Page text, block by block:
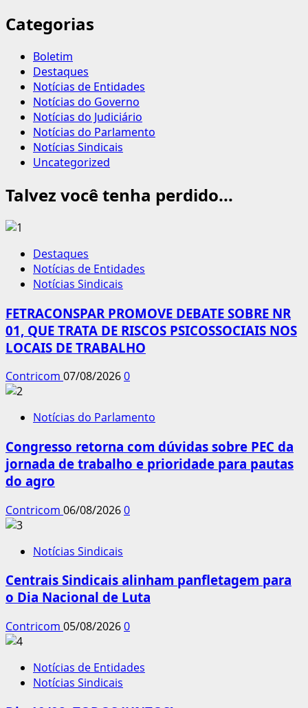
Categorias
Boletim
Destaques
Notícias de Entidades
Notícias do Governo
Notícias do Judiciário
Notícias do Parlamento
Notícias Sindicais
Uncategorized
Talvez você tenha perdido...
Destaques
Notícias de Entidades
Notícias Sindicais
FETRACONSPAR PROMOVE DEBATE SOBRE NR
01, QUE TRATA DE RISCOS PSICOSSOCIAIS NOS
LOCAIS DE TRABALHO
Contricom 07/08/20260
Notícias do Parlamento
Congresso retorna com dúvidas sobre PEC da
jornada de trabalho e prioridade para pautas
do agro
Contricom 06/08/20260
Notícias Sindicais
Centrais Sindicais alinham panfletagem para
o Dia Nacional de Luta
Contricom 05/08/20260
Notícias de Entidades
Notícias Sindicais